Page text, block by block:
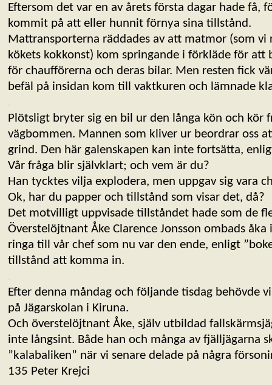
Eftersom det var en av årets första dagar hade få,
kommit på att eller hunnit förnya sina tillstånd.
Mattransporterna räddades av att matmor (som
kökets kokkonst) kom springande i förkläde för att
för chaufförerna och deras bilar. Men resten fick
befäl på insidan kom till vaktkuren och lämnade
.
Plötsligt bryter sig en bil ur den långa kön och kör
vägbommen. Mannen som kliver ur beordrar oss
grind. Den här galenskapen kan inte fortsätta,
Vår fråga blir självklart; och vem är du?
Han tycktes vilja explodera, men uppgav sig vara
Ok, har du papper och tillstånd som visar det, då?
Det motvilligt uppvisade tillståndet hade som de
Överstelöjtnant Åke Clarence Jonsson ombads
ringa till vår chef som nu var den ende, enligt
tillstånd att komma in.
.
Efter denna måndag och följande tisdag behövde
på Jägarskolan i Kiruna.
Och överstelöjtnant Åke, själv utbildad
inte långsint. Både han och många av fjälljägarna
”kalabaliken” när vi senare delade på några
135 Peter Krejci